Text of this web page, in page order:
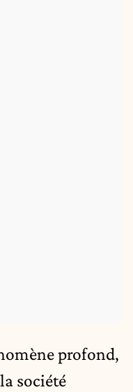
profond,
société